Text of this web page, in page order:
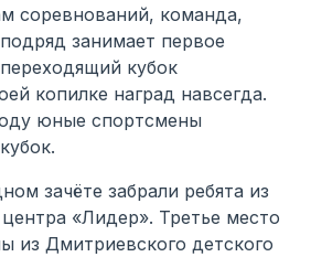
соревнований, команда,
занимает первое
кубок
копилке наград навсегда.
юные спортсмены
зачёте забрали ребята из
«Лидер». Третье место
из Дмитриевского детского